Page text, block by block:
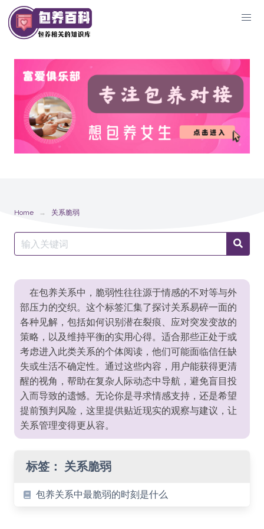
Skip
to
content
Home 关系脆弱
Search
for:
在包养关系中，脆弱性往往源于情感的不对等与外
部压力的交织。这个标签汇集了探讨关系易碎一面的
各种见解，包括如何识别潜在裂痕、应对突发变故的
策略，以及维持平衡的实用心得。适合那些正处于或
考虑进入此类关系的个体阅读，他们可能面临信任缺
失或生活不确定性。通过这些内容，用户能获得更清
醒的视角，帮助在复杂人际动态中导航，避免盲目投
入而导致的遗憾。无论你是寻求情感支持，还是希望
提前预判风险，这里提供贴近现实的观察与建议，让
关系管理变得更从容。
标签： 关系脆弱
包养关系中最脆弱的时刻是什么